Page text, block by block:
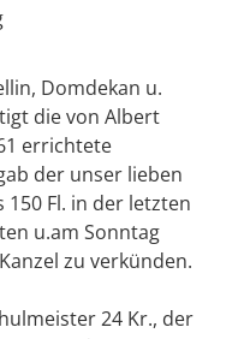
Domdekan u.
die von Albert
errichtete
der unser lieben
150 Fl. in der letzten
u.am Sonntag
zu verkünden.
24 Kr., der